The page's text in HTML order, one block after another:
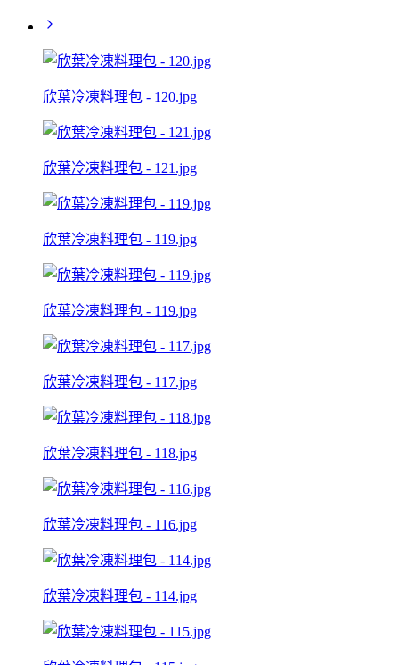
欣葉冷凍料理包 - 120.jpg
欣葉冷凍料理包 - 121.jpg
欣葉冷凍料理包 - 119.jpg
欣葉冷凍料理包 - 119.jpg
欣葉冷凍料理包 - 117.jpg
欣葉冷凍料理包 - 118.jpg
欣葉冷凍料理包 - 116.jpg
欣葉冷凍料理包 - 114.jpg